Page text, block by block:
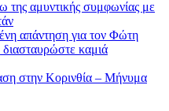
της αμυντικής συμφωνίας με
απάντηση για τον Φώτη
καμιά
στην Κορινθία – Μήνυμα